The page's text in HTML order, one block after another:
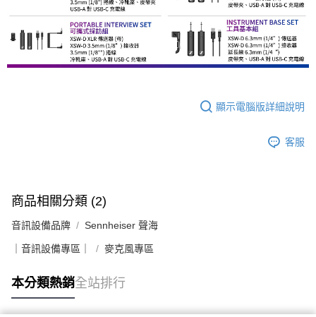
顯示電腦版詳細說明
客服
商品相關分類 (2)
音訊設備品牌 Sennheiser 聲海
｜音訊設備專區｜ 麥克風專區
本分類熱銷全站排行